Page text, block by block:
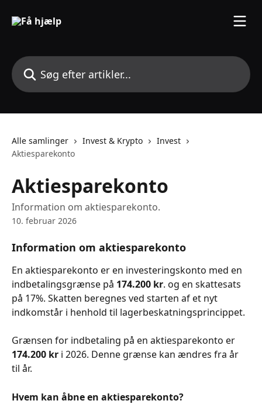
Søg efter artikler...
Alle samlinger Invest & Krypto
Invest
Aktiesparekonto
Aktiesparekonto
Information om aktiesparekonto.
10. februar 2026
Information om aktiesparekonto
En aktiesparekonto er en investeringskonto med en
indbetalingsgrænse på 174.200 kr. og en skattesats
på 17%. Skatten beregnes ved starten af et nyt
indkomstår i henhold til lagerbeskatningsprincippet.
Grænsen for indbetaling på en aktiesparekonto er
174.200 kr i 2026. Denne grænse kan ændres fra år
til år.
Hvem kan åbne en aktiesparekonto?